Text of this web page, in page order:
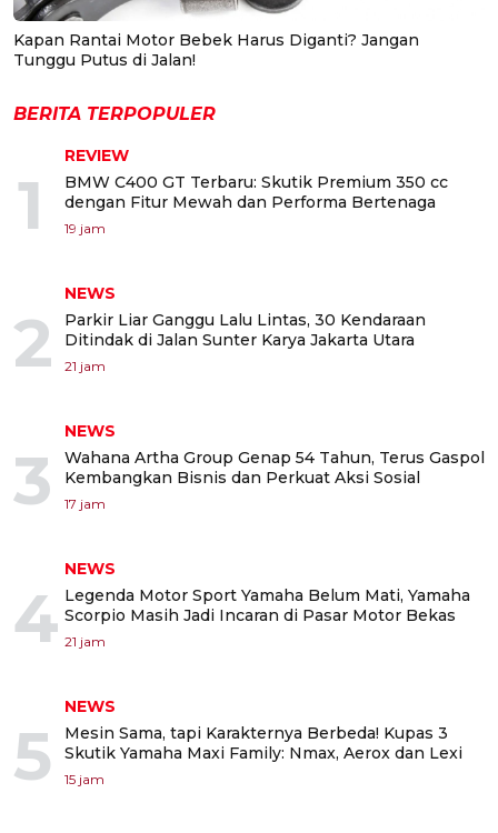
Kapan Rantai Motor Bebek Harus Diganti? Jangan
Tunggu Putus di Jalan!
BERITA TERPOPULER
1
REVIEW
BMW C400 GT Terbaru: Skutik Premium 350 cc
dengan Fitur Mewah dan Performa Bertenaga
19 jam
2
NEWS
Parkir Liar Ganggu Lalu Lintas, 30 Kendaraan
Ditindak di Jalan Sunter Karya Jakarta Utara
21 jam
3
NEWS
Wahana Artha Group Genap 54 Tahun, Terus Gaspol
Kembangkan Bisnis dan Perkuat Aksi Sosial
17 jam
4
NEWS
Legenda Motor Sport Yamaha Belum Mati, Yamaha
Scorpio Masih Jadi Incaran di Pasar Motor Bekas
21 jam
5
NEWS
Mesin Sama, tapi Karakternya Berbeda! Kupas 3
Skutik Yamaha Maxi Family: Nmax, Aerox dan Lexi
15 jam